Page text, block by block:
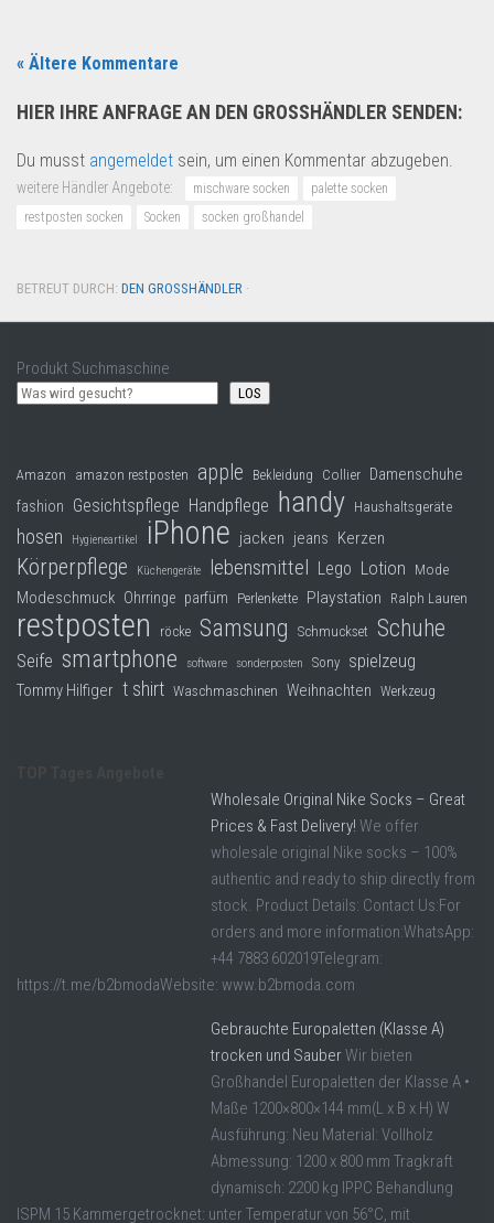
« Ältere Kommentare
HIER IHRE ANFRAGE AN DEN GROSSHÄNDLER SENDEN:
Du musst angemeldet sein, um einen Kommentar abzugeben.
weitere Händler Angebote: mischware socken
palette socken
restposten socken
Socken socken großhandel
BETREUT DURCH: DEN GROSSHÄNDLER ·
Produkt Suchmaschine
LOS
Amazon amazon restposten apple Bekleidung Collier Damenschuhe
fashion Gesichtspflege Handpflege handy Haushaltsgeräte
hosen Hygieneartikel iPhone jacken jeans Kerzen
Körperpflege Küchengeräte lebensmittel Lego Lotion Mode
Modeschmuck Ohrringe parfüm Perlenkette Playstation Ralph Lauren
restposten röcke Samsung Schmuckset Schuhe
Seife smartphone software sonderposten Sony spielzeug
Tommy Hilfiger t shirt Waschmaschinen Weihnachten Werkzeug
Wholesale Original Nike Socks – Great
Prices & Fast Delivery! We offer
wholesale original Nike socks – 100%
authentic and ready to ship directly from
stock. Product Details: Contact Us:For
orders and more information:WhatsApp:
+44 7883 602019Telegram:
https://t.me/b2bmodaWebsite: www.b2bmoda.com
Gebrauchte Europaletten (Klasse A)
trocken und SauberWir bieten
Großhandel Europaletten der Klasse A •
Maße 1200×800×144 mm(L x B x H) W
Ausführung: Neu Material: Vollholz
Abmessung: 1200 x 800 mm Tragkraft
dynamisch: 2200 kg IPPC Behandlung
ISPM 15 Kammergetrocknet: unter Temperatur von 56°C, mit